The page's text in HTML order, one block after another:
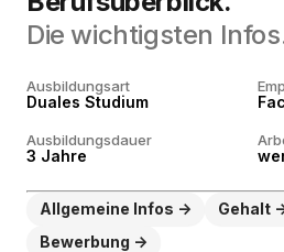
Die wichtigsten
Ausbildungsart
Duales Studium
Ausbildungsdauer
3 Jahre
Allgemeine Infos Gehalt
Bewerbung